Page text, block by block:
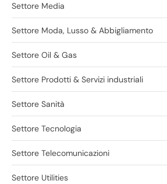
Settore Media
Settore Moda, Lusso & Abbigliamento
Settore Oil & Gas
Settore Prodotti & Servizi industriali
Settore Sanità
Settore Tecnologia
Settore Telecomunicazioni
Settore Utilities